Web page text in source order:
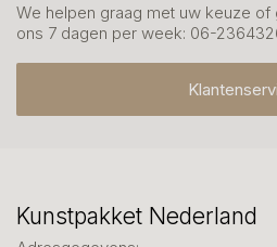
We helpen graag met uw keuze
ons 7 dagen per week: 06-
Kunstpakket Nederland